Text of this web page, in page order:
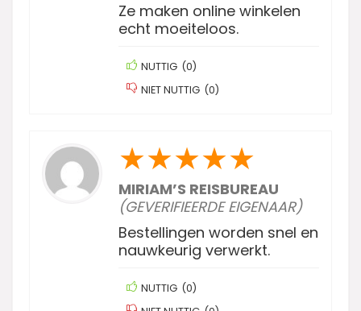
Ze maken online winkelen
echt moeiteloos.
NUTTIG (0)
NIET NUTTIG (0)
★★★★★
MIRIAM’S REISBUREAU
(GEVERIFIEERDE EIGENAAR)
Bestellingen worden snel en
nauwkeurig verwerkt.
NUTTIG (0)